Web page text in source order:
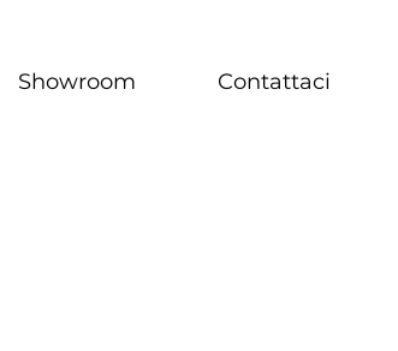
Showroom Contattaci